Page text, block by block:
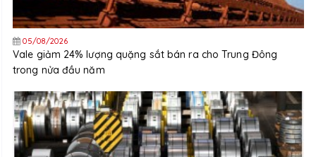
05/08/2026
Vale giảm 24% lượng quặng sắt bán ra cho Trung Đông
trong nửa đầu năm